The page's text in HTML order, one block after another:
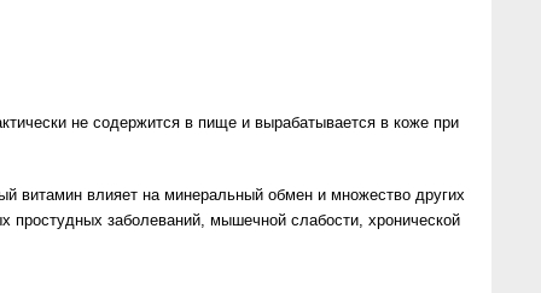
не содержится в пище и вырабатывается в коже при
витамин влияет на минеральный обмен и множество других
простудных заболеваний, мышечной слабости, хронической